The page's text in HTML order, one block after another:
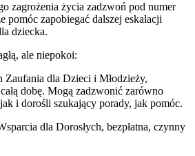
zagrożenia życia zadzwoń pod numer
pomóc zapobiegać dalszej eskalacji
dziecka.
ale niepokoi:
dla Dzieci i Młodzieży,
dobę. Mogą zadzwonić zarówno
i dorośli szukający porady, jak pomóc.
dla Dorosłych, bezpłatna, czynny